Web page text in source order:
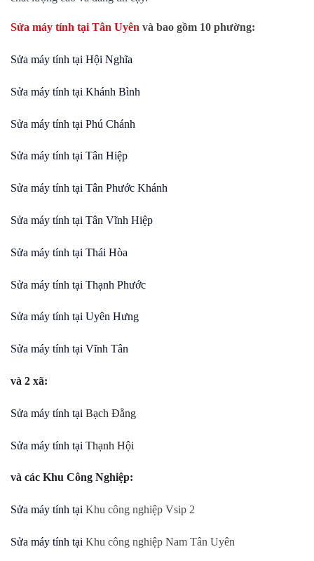
Sửa máy tính tại Tân Uyên và bao gồm 10 phường:
Sửa máy tính tại Hội Nghĩa
Sửa máy tính tại Khánh Bình
Sửa máy tính tại Phú Chánh
Sửa máy tính tại Tân Hiệp
Sửa máy tính tại Tân Phước Khánh
Sửa máy tính tại Tân Vĩnh Hiệp
Sửa máy tính tại Thái Hòa
Sửa máy tính tại Thạnh Phước
Sửa máy tính tại Uyên Hưng
Sửa máy tính tại Vĩnh Tân
và 2 xã:
Sửa máy tính tại Bạch Đằng
Sửa máy tính tại Thạnh Hội
và các Khu Công Nghiệp:
Sửa máy tính tại Khu công nghiệp Vsip 2
Sửa máy tính tại Khu công nghiệp Nam Tân Uyên